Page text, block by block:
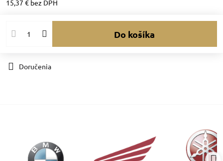
15,37 € bez DPH
Do košíka
Doručenia